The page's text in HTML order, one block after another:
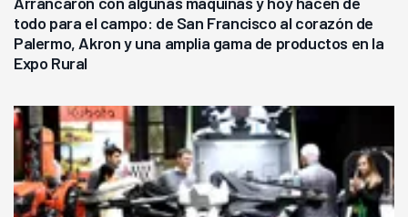
todo para el campo: de San Francisco al corazón de
Palermo, Akron y una amplia gama de productos en la
Expo Rural